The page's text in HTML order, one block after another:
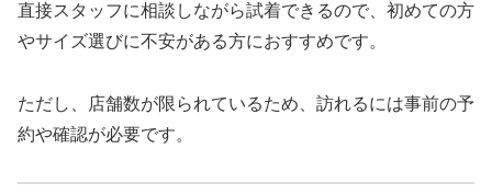
直接スタッフに相談しながら試着できるので、初めての方
やサイズ選びに不安がある方におすすめです。
ただし、店舗数が限られているため、訪れるには事前の予
約や確認が必要です。